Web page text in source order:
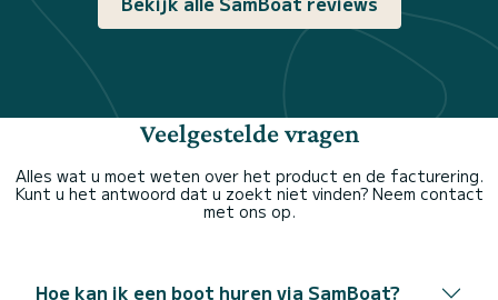
Veelgestelde vragen
Alles wat u moet weten over het product en de facturering.
Kunt u het antwoord dat u zoekt niet vinden? Neem contact
met ons op.
Hoe kan ik een boot huren via SamBoat?